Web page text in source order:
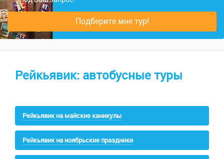
Подберите мне тур!
Рейкьявик: автобусные туры
Рейкьявик на майские каникулы
Рейкьявик на ноябрьские праздники